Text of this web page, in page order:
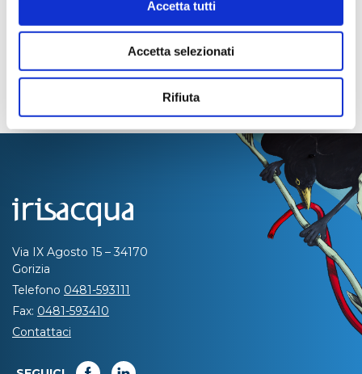
Accetta tutti
Accetta selezionati
Rifiuta
Via IX Agosto 15 – 34170
Gorizia
Telefono 0481-593111
Fax: 0481-593410
Contattaci